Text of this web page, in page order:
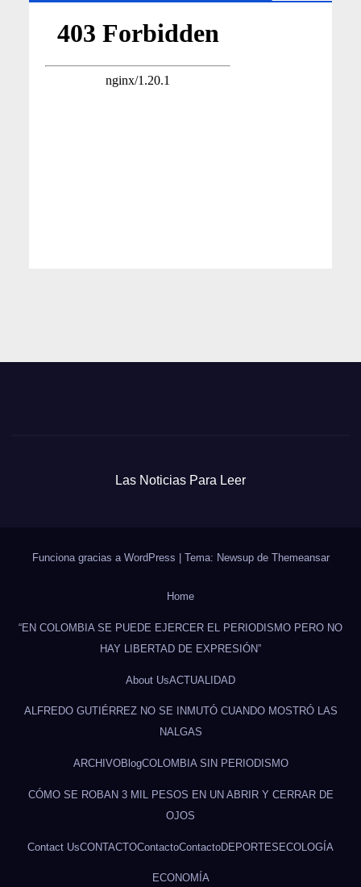
Las Noticias Para Leer
Funciona gracias a WordPress | Tema: Newsup de Themeansar
Home
“EN COLOMBIA SE PUEDE EJERCER EL PERIODISMO PERO NO
HAY LIBERTAD DE EXPRESIÓN”
About UsACTUALIDAD
ALFREDO GUTIÉRREZ NO SE INMUTÓ CUANDO MOSTRÓ LAS
NALGAS
ARCHIVOBlogCOLOMBIA SIN PERIODISMO
CÓMO SE ROBAN 3 MIL PESOS EN UN ABRIR Y CERRAR DE
OJOS
Contact UsCONTACTOContactoContactoDEPORTESECOLOGÍA
ECONOMÍA